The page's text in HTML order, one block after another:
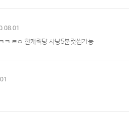
ㅋ ㄹㅇ 한캐릭당 사냥5분컷쌉가능